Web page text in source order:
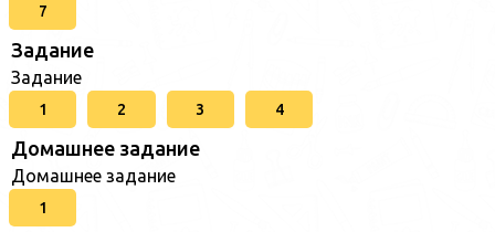
7
Задание
Задание
1 2 3 4
Домашнее задание
Домашнее задание
1